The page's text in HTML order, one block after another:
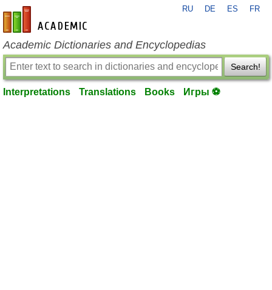
en-academic.com
RU DE ES FR
Academic Dictionaries and Encyclopedias
Search!
Interpretations Translations Books Игры ⚽